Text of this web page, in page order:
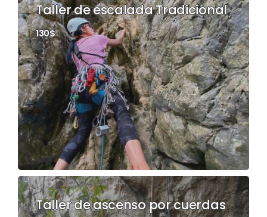
Taller de escalada Tradicional
130$
Taller de ascenso por cuerdas